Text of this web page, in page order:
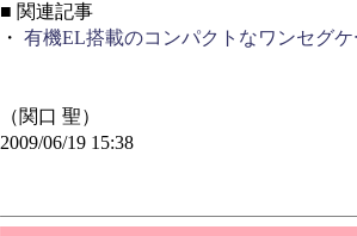
■ 関連記事
・ 有機EL搭載のコンパクトなワンセグケ
（関口 聖）
2009/06/19 15:38